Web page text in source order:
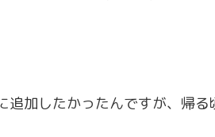
加したかったんですが、帰